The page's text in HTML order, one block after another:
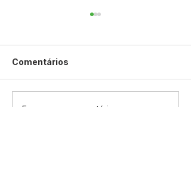
12 de junho: Feliz Dia
Comentários
Escreva um comentário